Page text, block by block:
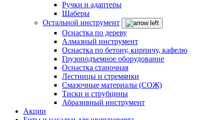
Ручки и адаптеры
Шаберы
Остальной инструмент
Оснастка по дереву
Алмазный инструмент
Оснастка по бетону, кирпичу, кафелю
Грузоподъемное оборудование
Оснастка станочная
Лестницы и стремянки
Смазочные материалы (СОЖ)
Тиски и струбцины
Абразивный инструмент
Акции